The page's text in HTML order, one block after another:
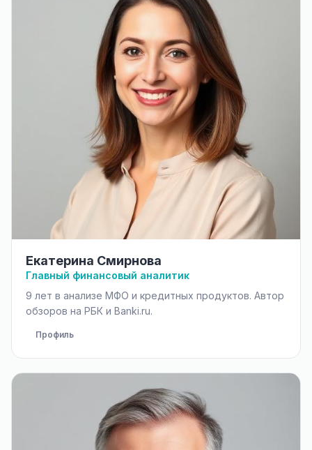
Екатерина Смирнова
Главный финансовый аналитик
9 лет в анализе МФО и кредитных продуктов. Автор
обзоров на РБК и Banki.ru.
Профиль